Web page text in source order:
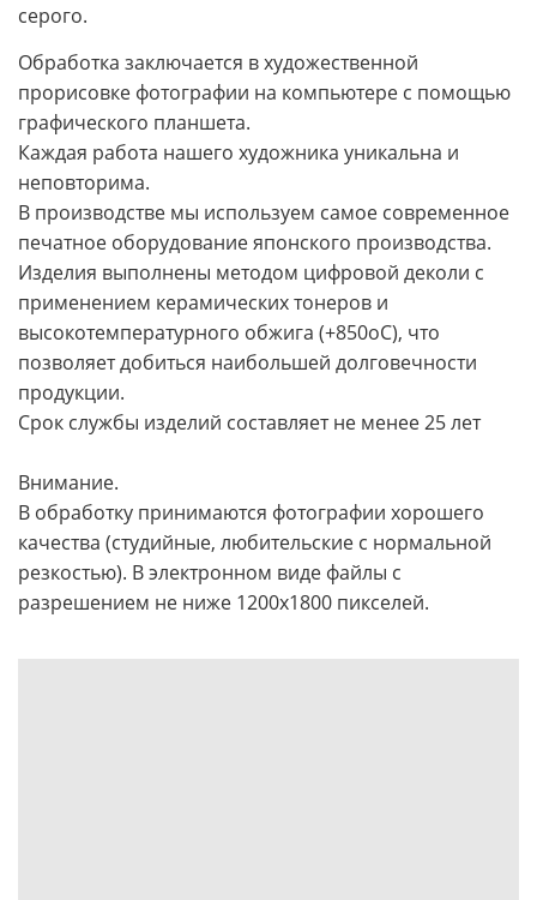
серого.
Обработка заключается в художественной
прорисовке фотографии на компьютере с помощью
графического планшета.
Каждая работа нашего художника уникальна и
неповторима.
В производстве мы используем самое современное
печатное оборудование японского производства.
Изделия выполнены методом цифровой деколи с
применением керамических тонеров и
высокотемпературного обжига (+850oС), что
позволяет добиться наибольшей долговечности
продукции.
Срок службы изделий составляет не менее 25 лет
Внимание.
В обработку принимаются фотографии хорошего
качества (студийные, любительские с нормальной
резкостью). В электронном виде файлы c
разрешением не ниже 1200х1800 пикселей.